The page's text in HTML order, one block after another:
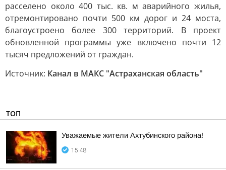
расселено около 400 тыс. кв. м аварийного жилья,
отремонтировано почти 500 км дорог и 24 моста,
благоустроено более 300 территорий. В проект
обновленной программы уже включено почти 12
тысяч предложений от граждан.
Источник: Канал в МАКС "Астраханская область"
ТОП
Уважаемые жители Ахтубинского района!
15:48